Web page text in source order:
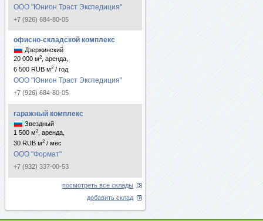
ООО "Юнион Траст Экспедиция"
+7 (926) 684-80-05
офисно-складской комплекс
Дзержинский
20 000 м2
, аренда,
6 500 RUB м2 / год
ООО "Юнион Траст Экспедиция"
+7 (926) 684-80-05
гаражный комплекс
Звездный
1 500 м2
, аренда,
30 RUB м2 / мес
ООО "Формат"
+7 (932) 337-00-53
посмотреть все склады
добавить склад